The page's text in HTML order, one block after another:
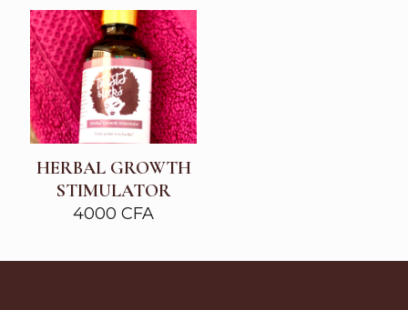
5000 CFA
à
9000 CFA
HERBAL GROWTH
STIMULATOR
4000CFA